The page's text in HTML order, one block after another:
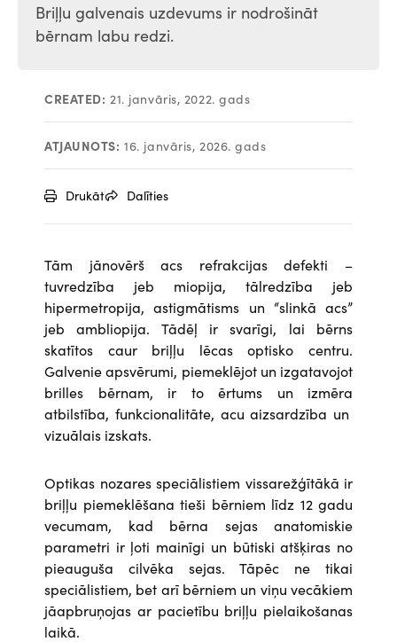
Briļļu galvenais uzdevums ir nodrošināt
bērnam labu redzi.
CREATED: 21. janvāris, 2022. gads
ATJAUNOTS: 16. janvāris, 2026. gads
Drukāt Dalīties
Tām jānovērš acs refrakcijas defekti –
tuvredzība jeb miopija, tālredzība jeb
hipermetropija, astigmātisms un “slinkā acs”
jeb ambliopija. Tādēļ ir svarīgi, lai bērns
skatītos caur briļļu lēcas optisko centru.
Galvenie apsvērumi, piemeklējot un izgatavojot
brilles bērnam, ir to ērtums un izmēra
atbilstība, funkcionalitāte, acu aizsardzība un
vizuālais izskats.
Optikas nozares speciālistiem vissarežģītākā ir
briļļu piemeklēšana tieši bērniem līdz 12 gadu
vecumam, kad bērna sejas anatomiskie
parametri ir ļoti mainīgi un būtiski atšķiras no
pieauguša cilvēka sejas. Tāpēc ne tikai
speciālistiem, bet arī bērniem un viņu vecākiem
jāapbruņojas ar pacietību briļļu pielaikošanas
laikā.